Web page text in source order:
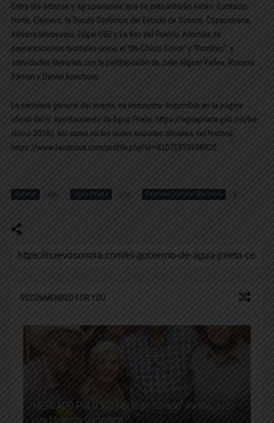
Entre los artistas y agrupaciones que se presentarán están: Contacto
Norte, Element, la Banda Sinfónica del Estado de Sonora, Copacabana,
Adriana Moroyoqui, Edgar UBZ y La Voz del Pueblo. Además de
presentaciones teatrales como el “Ba-Chicui Sonot” y “Petróleo”, y
actividades literarias con la participación de Juan Miguel Valles, Roxana
Xáman y Daniel Avechuco.
La cartelera general del evento se encuentra disponible en la página
oficial del H. Ayuntamiento de Agua Prieta: https://aguaprieta.gob.mx/ba-
chicui-2026/, así como en las redes sociales oficiales del festival:
https://www.facebook.com/profile.php?id=61571870696620
Estatal 800 Agua Prieta 130 Festival Cultural Bachicui 4
RECOMMENDED FOR YOU
MERCADO POLÍTICO | El Gran “Chapo” Varela, toda
una Leyenda Ganadera